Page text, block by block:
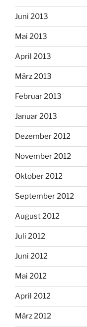
Juni 2013
Mai 2013
April 2013
März 2013
Februar 2013
Januar 2013
Dezember 2012
November 2012
Oktober 2012
September 2012
August 2012
Juli 2012
Juni 2012
Mai 2012
April 2012
März 2012